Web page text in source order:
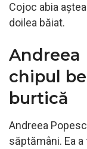
Cojoc abia
doilea băiat.
Andreea
chipul
burtică
Andreea
săptămâni. Ea